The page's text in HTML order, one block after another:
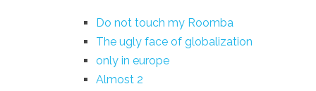
Do not touch my Roomba
The ugly face of globalization
only in europe
Almost 2